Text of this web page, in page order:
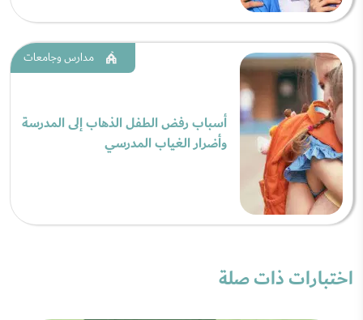
مدارس وجامعات
أسباب رفض الطفل الذهاب إلى المدرسة
وأضرار الغياب المدرسي
اختبارات ذات صلة